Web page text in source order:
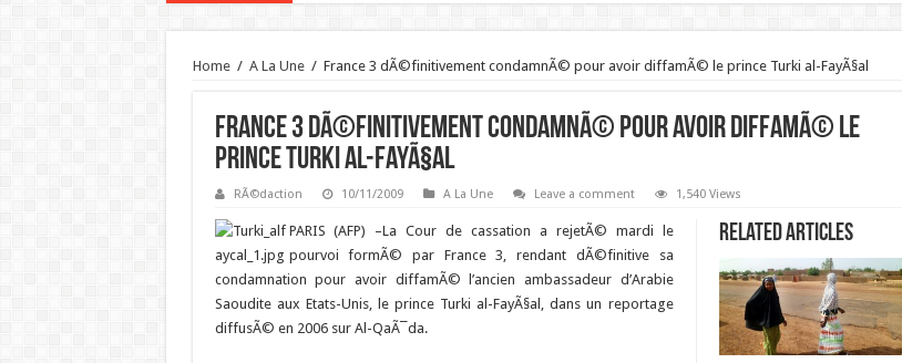
Home / A La Une / France 3 dÃ©finitivement condamnÃ© pour avoir diffamÃ© le prince Turki al-FayÃ§al
France 3 dÃ©finitivement condamnÃ© pour avoir diffamÃ© le
prince Turki al-FayÃ§al
RÃ©daction 10/11/2009 A La Une Leave a comment 1,540 Views
Related Articles
PARIS (AFP) –La Cour de cassation a rejetÃ© mardi le
pourvoi formÃ© par France 3, rendant dÃ©finitive sa
condamnation pour avoir diffamÃ© l’ancien ambassadeur d’Arabie
Saoudite aux Etats-Unis, le prince Turki al-FayÃ§al, dans un reportage
diffusÃ© en 2006 sur Al-QaÃ¯da.